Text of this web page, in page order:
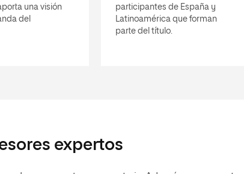
una visión
del
participantes de España y
Latinoamérica que forman
parte del título.
expertos